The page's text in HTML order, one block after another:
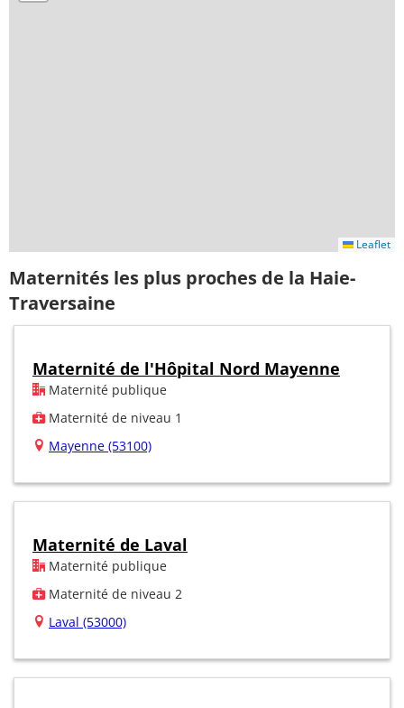
Leaflet
Maternités les plus proches de la Haie-
Traversaine
Maternité de l'Hôpital Nord Mayenne
Maternité publique
Maternité de niveau 1
Mayenne (53100)
Maternité de Laval
Maternité publique
Maternité de niveau 2
Laval (53000)